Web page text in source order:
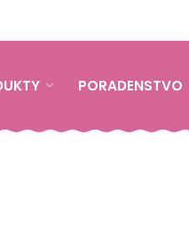
PORADENSTVO